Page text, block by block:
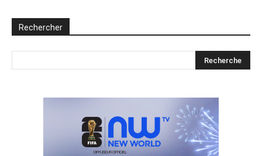
Rechercher